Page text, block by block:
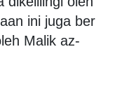
ini juga ber
Malik az-